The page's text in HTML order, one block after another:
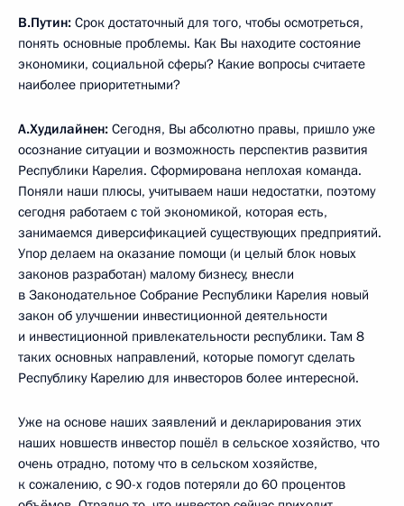
В.Путин: Срок достаточный для того, чтобы осмотреться,
понять основные проблемы. Как Вы находите состояние
экономики, социальной сферы? Какие вопросы считаете
наиболее приоритетными?
А.Худилайнен: Сегодня, Вы абсолютно правы, пришло уже
осознание ситуации и возможность перспектив развития
Республики Карелия. Сформирована неплохая команда.
Поняли наши плюсы, учитываем наши недостатки, поэтому
сегодня работаем с той экономикой, которая есть,
занимаемся диверсификацией существующих предприятий.
Упор делаем на оказание помощи (и целый блок новых
законов разработан) малому бизнесу, внесли
в Законодательное Собрание Республики Карелия новый
закон об улучшении инвестиционной деятельности
и инвестиционной привлекательности республики. Там 8
таких основных направлений, которые помогут сделать
Республику Карелию для инвесторов более интересной.
Уже на основе наших заявлений и декларирования этих
наших новшеств инвестор пошёл в сельское хозяйство, что
очень отрадно, потому что в сельском хозяйстве,
к сожалению, с 90-х годов потеряли до 60 процентов